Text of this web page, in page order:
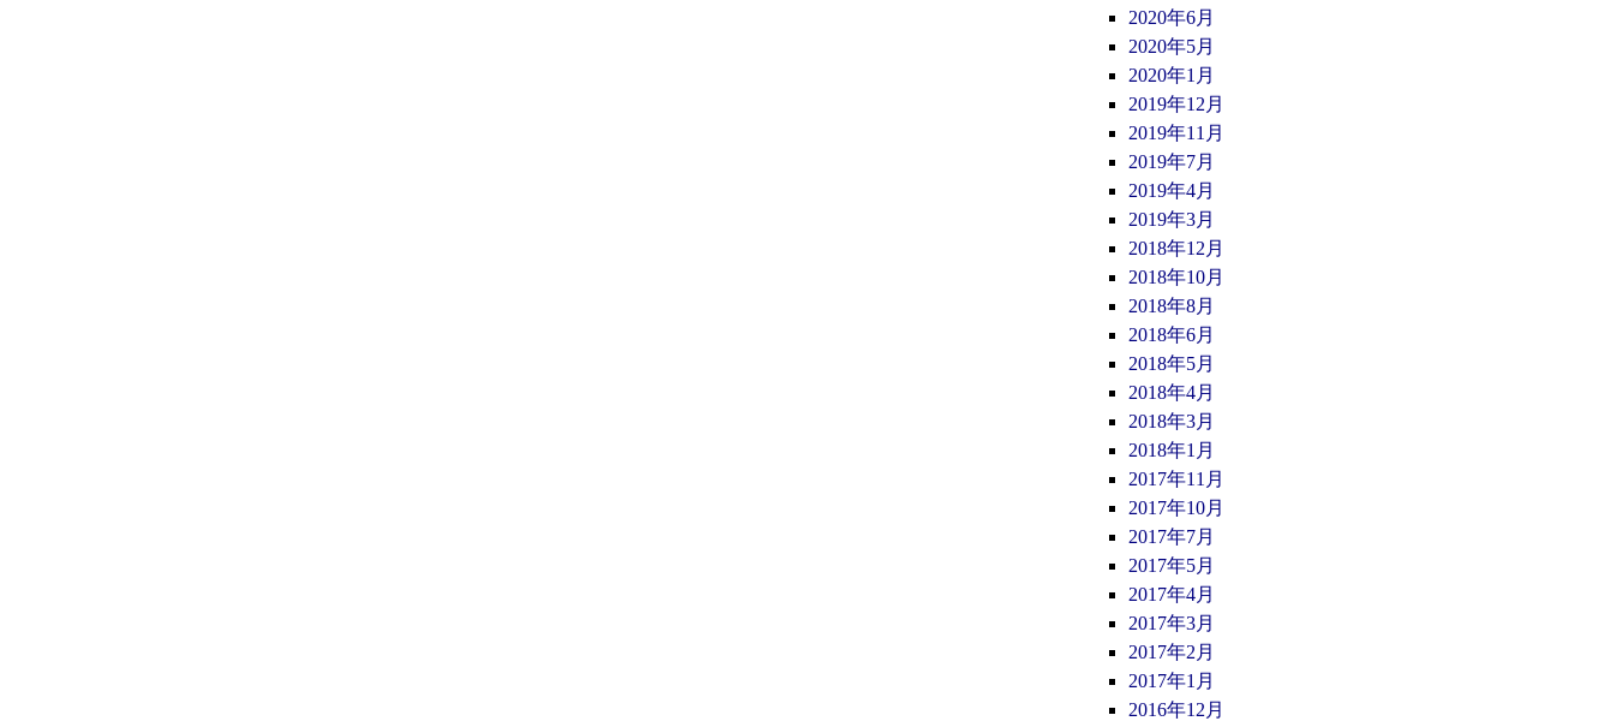
2020年6月
2020年5月
2020年1月
2019年12月
2019年11月
2019年7月
2019年4月
2019年3月
2018年12月
2018年10月
2018年8月
2018年6月
2018年5月
2018年4月
2018年3月
2018年1月
2017年11月
2017年10月
2017年7月
2017年5月
2017年4月
2017年3月
2017年2月
2017年1月
2016年12月